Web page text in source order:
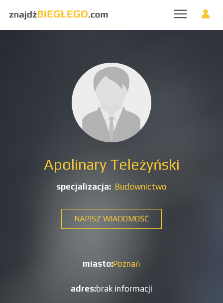
Apolinary Teleżyński
specjalizacja: Budownictwo
NAPISZ WIADOMOŚĆ
miasto:Poznań
adres:brak informacji